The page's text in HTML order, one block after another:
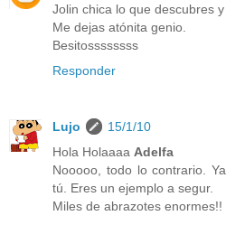
Jolin chica lo que descubres y
Me dejas atónita genio.
Besitossssssss
Responder
Lujo
15/1/10
Hola Holaaaa Adelfa
Nooooo, todo lo contrario.
tú. Eres un ejemplo a segur.
Miles de abrazotes enormes!!